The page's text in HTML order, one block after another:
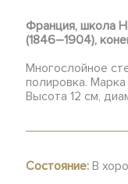
Франция, школа
(1846–1904),
Многослойное
полировка.
Высота 12 см,
Состояние: В